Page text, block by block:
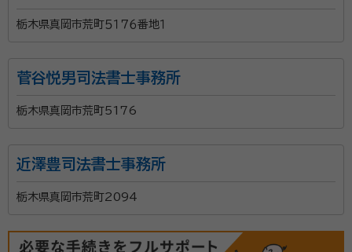
栃木県真岡市荒町５１７６番地１
菅谷悦男司法書士事務所
栃木県真岡市荒町5176
近澤豊司法書士事務所
栃木県真岡市荒町2094